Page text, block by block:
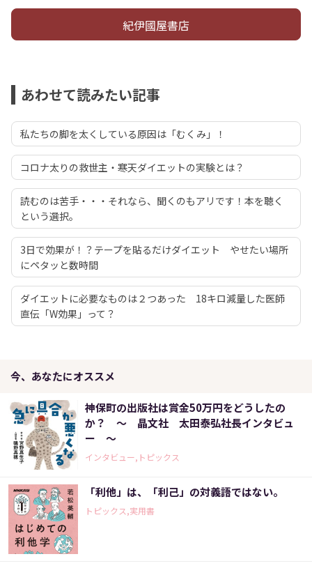
紀伊國屋書店
あわせて読みたい記事
私たちの脚を太くしている原因は「むくみ」！
コロナ太りの救世主・寒天ダイエットの実験とは？
読むのは苦手・・・それなら、聞くのもアリです！本を聴く
という選択。
3日で効果が！？テープを貼るだけダイエット やせたい場所
にペタッと数時間
ダイエットに必要なものは２つあった 18キロ減量した医師
直伝「W効果」って？
今、あなたにオススメ
神保町の出版社は賞金50万円をどうしたの
か？ ～ 晶文社 太田泰弘社長インタビュ
ー ～
インタビュー,トピックス
「利他」は、「利己」の対義語ではない。
トピックス,実用書